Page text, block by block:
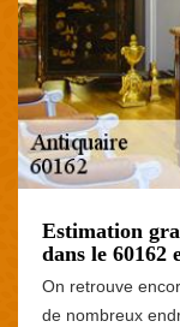
Estimation
dans le 60162
On retrouve
de nombreux